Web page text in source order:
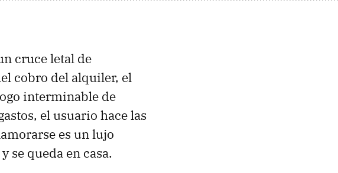
cruce letal de
cobro del alquiler, el
interminable de
el usuario hace las
es un lujo
se queda en casa.